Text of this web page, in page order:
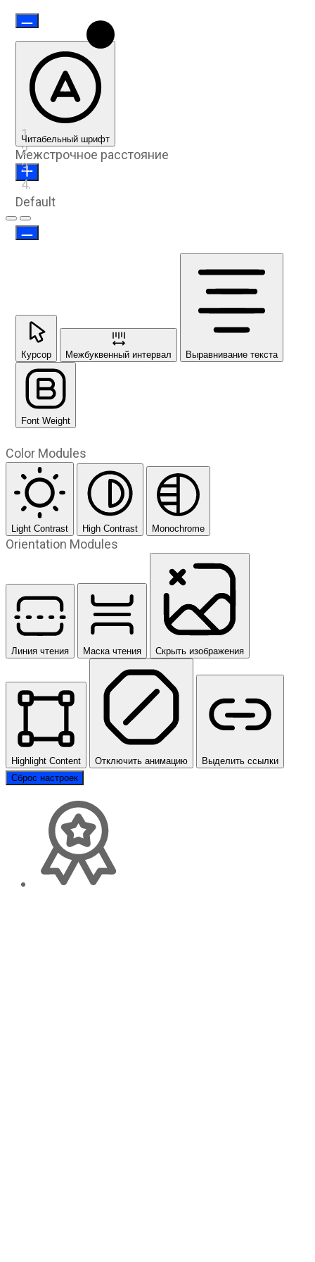
Предыдущий слайд
Следующий слайд
Читабельный шрифт
Межстрочное расстояние
Default
Курсор Межбуквенный интервал Выравнивание текста
Font Weight
Color Modules
Light Contrast High Contrast Monochrome
Orientation Modules
Линия чтения Маска чтения Скрыть изображения
Highlight Content Отключить анимацию
Выделить ссылки
Сброс настроек